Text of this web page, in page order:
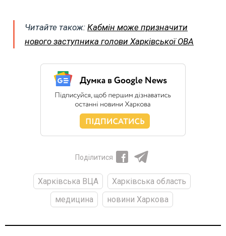
Читайте також: Кабмін може призначити
нового заступника голови Харківської ОВА
Поділитися
Харківська ВЦА
Харківська область
медицина
новини Харкова